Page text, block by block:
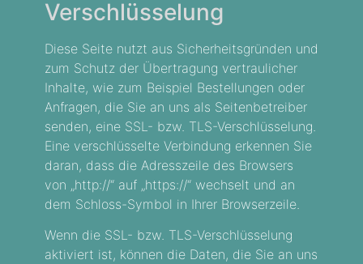
Verschlüsselung
Diese Seite nutzt aus Sicherheitsgründen und
zum Schutz der Übertragung vertraulicher
Inhalte, wie zum Beispiel Bestellungen oder
Anfragen, die Sie an uns als Seitenbetreiber
senden, eine SSL- bzw. TLS-Verschlüsselung.
Eine verschlüsselte Verbindung erkennen Sie
daran, dass die Adresszeile des Browsers
von „http://“ auf „https://“ wechselt und an
dem Schloss-Symbol in Ihrer Browserzeile.
Wenn die SSL- bzw. TLS-Verschlüsselung
aktiviert ist, können die Daten, die Sie an uns